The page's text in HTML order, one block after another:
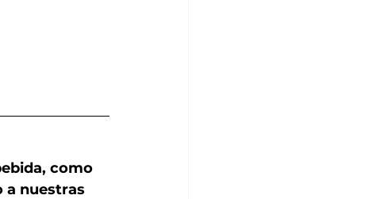
como
a nuestras